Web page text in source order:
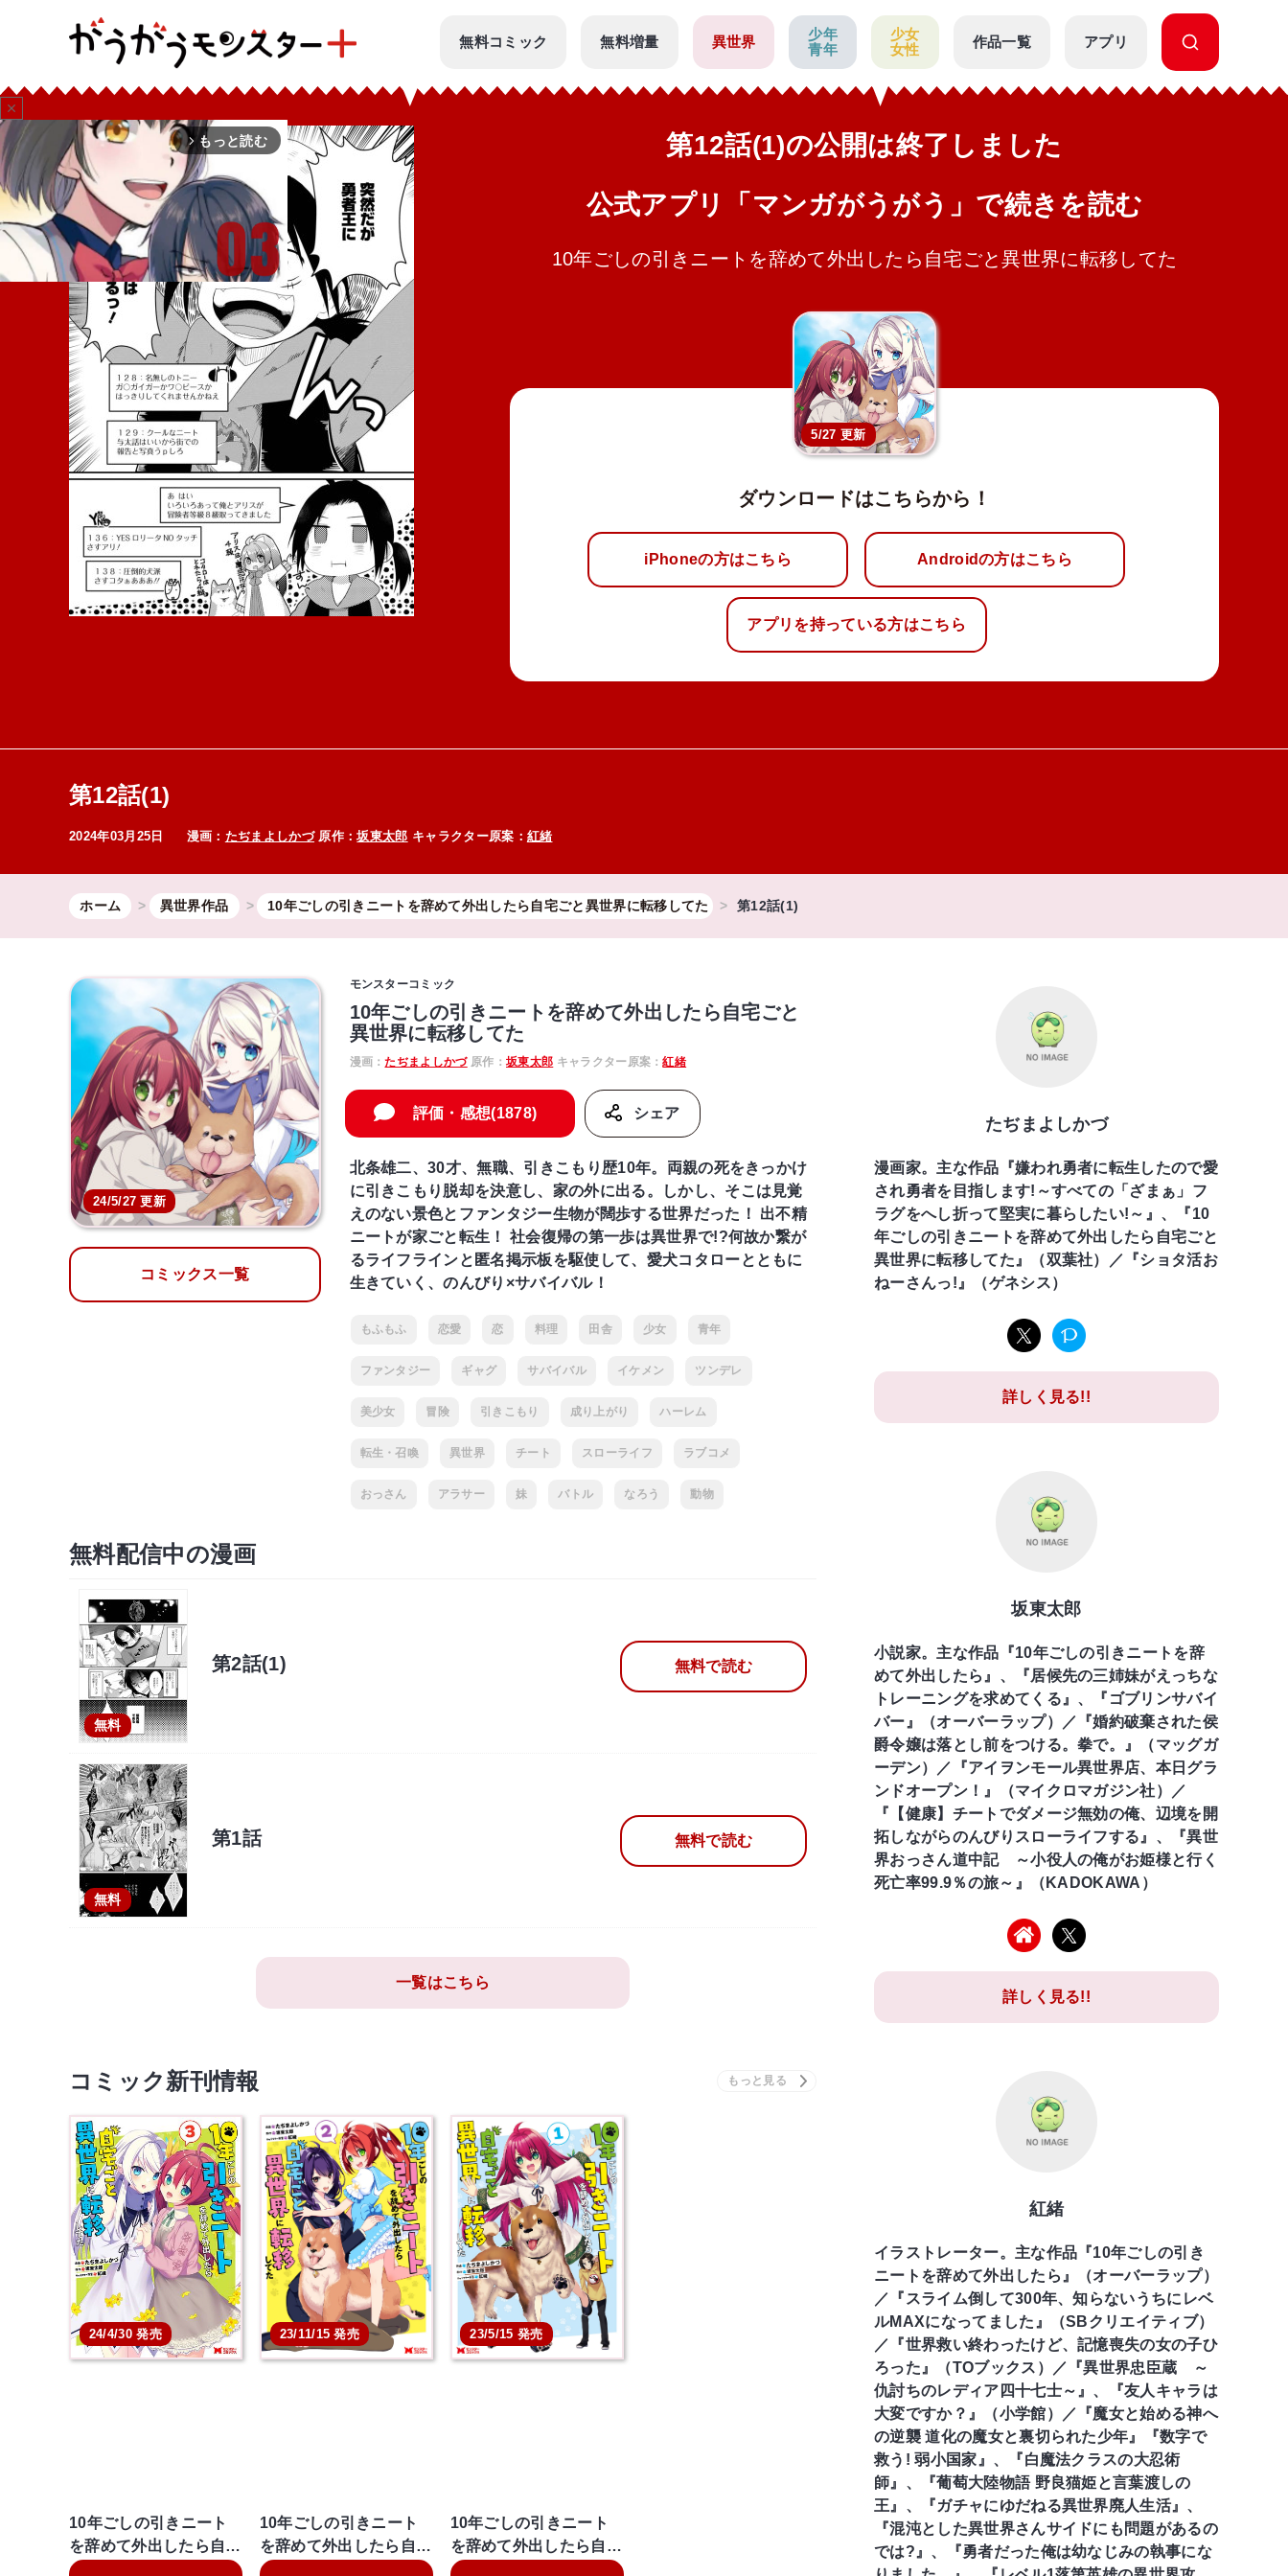
無料コミック 無料増量 異世界
少年
青年
少女
女性
作品一覧 アプリ
第12話(1)の公開は終了しました
公式アプリ「マンガがうがう」で続きを読む
10年ごしの引きニートを辞めて外出したら自宅ごと異世界に転移してた
5/27 更新
ダウンロードはこちらから！
iPhoneの方はこちら Androidの方はこちら
アプリを持っている方はこちら
第12話(1)
2024年03月25日 漫画： たぢまよしかづ原作：坂東太郎 キャラクター原案： 紅緒
ホーム 異世界作品 10年ごしの引きニートを辞めて外出したら自宅ごと異世界に転移してた 第12話(1)
24/5/27 更新
コミックス一覧
モンスターコミック
10年ごしの引きニートを辞めて外出したら自宅ごと
異世界に転移してた
漫画：たぢまよしかづ原作： 坂東太郎 キャラクター原案：紅緒
評価・感想(1878) シェア
北条雄二、30才、無職、引きこもり歴10年。両親の死をきっかけ
に引きこもり脱却を決意し、家の外に出る。しかし、そこは見覚
えのない景色とファンタジー生物が闊歩する世界だった！ 出不精
ニートが家ごと転生！ 社会復帰の第一歩は異世界で!?何故か繋が
るライフラインと匿名掲示板を駆使して、愛犬コタローとともに
生きていく、のんびり×サバイバル！
もふもふ 恋愛 恋 料理 田舎 少女 青年
ファンタジー ギャグ サバイバル イケメン ツンデレ
美少女 冒険 引きこもり 成り上がり ハーレム
転生・召喚 異世界 チート スローライフ ラブコメ
おっさん アラサー 妹 バトル なろう 動物
無料配信中の漫画
無料
第2話(1) 無料で読む
無料
第1話 無料で読む
一覧はこちら
コミック新刊情報
24/4/30 発売
10年ごしの引きニート
を辞めて外出したら自…
23/11/15 発売
10年ごしの引きニート
を辞めて外出したら自…
23/5/15 発売
10年ごしの引きニート
を辞めて外出したら自…
たぢまよしかづ
漫画家。主な作品『嫌われ勇者に転生したので愛
され勇者を目指します!～すべての「ざまぁ」フ
ラグをへし折って堅実に暮らしたい!～』、『10
年ごしの引きニートを辞めて外出したら自宅ごと
異世界に転移してた』（双葉社）／『ショタ活お
ねーさんっ!』（ゲネシス）
詳しく見る!!
坂東太郎
小説家。主な作品『10年ごしの引きニートを辞
めて外出したら』、『居候先の三姉妹がえっちな
トレーニングを求めてくる』、『ゴブリンサバイ
バー』（オーバーラップ）／『婚約破棄された侯
爵令嬢は落とし前をつける。拳で。』（マッグガ
ーデン）／『アイヲンモール異世界店、本日グラ
ンドオープン！』（マイクロマガジン社）／
『【健康】チートでダメージ無効の俺、辺境を開
拓しながらのんびりスローライフする』、『異世
界おっさん道中記 ～小役人の俺がお姫様と行く
死亡率99.9％の旅～』（KADOKAWA）
詳しく見る!!
紅緒
イラストレーター。主な作品『10年ごしの引き
ニートを辞めて外出したら』（オーバーラップ）
／『スライム倒して300年、知らないうちにレベ
ルMAXになってました』（SBクリエイティブ）
／『世界救い終わったけど、記憶喪失の女の子ひ
ろった』（TOブックス）／『異世界忠臣蔵 ～
仇討ちのレディア四十七士～』、『友人キャラは
大変ですか？』（小学館）／『魔女と始める神へ
の逆襲 道化の魔女と裏切られた少年』『数字で
救う! 弱小国家』、『白魔法クラスの大忍術
師』、『葡萄大陸物語 野良猫姫と言葉渡しの
王』、『ガチャにゆだねる異世界廃人生活』、
『混沌とした異世界さんサイドにも問題があるの
では?』、『勇者だった俺は幼なじみの執事にな
close
arrow_forward_ios もっと読む
Mute